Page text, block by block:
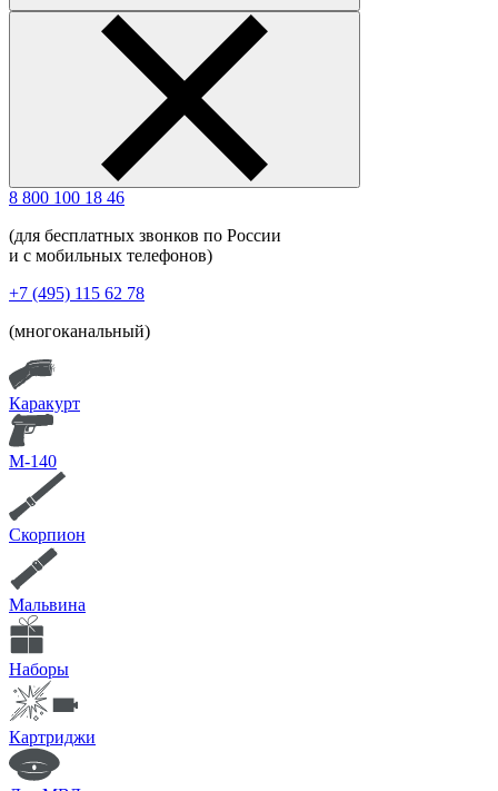
8 800 100 18 46
(для бесплатных звонков по России
и с мобильных телефонов)
+7 (495) 115 62 78
(многоканальный)
Каракурт
М-140
Скорпион
Мальвина
Наборы
Картриджи